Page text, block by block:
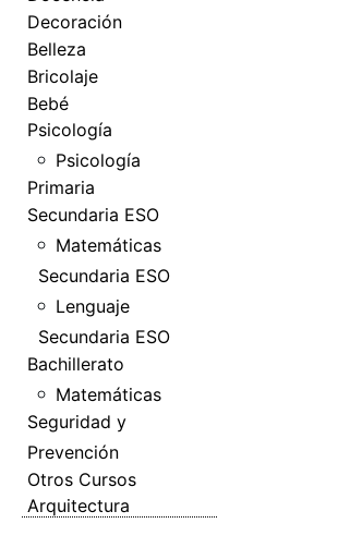
Decoración
Belleza
Bricolaje
Bebé
Psicología
Psicología
Primaria
Secundaria ESO
Matemáticas
Secundaria ESO
Lenguaje
Secundaria ESO
Bachillerato
Matemáticas
Seguridad y
Prevención
Otros Cursos
Arquitectura